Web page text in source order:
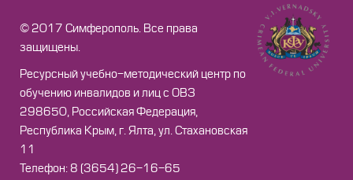
© 2017 Симферополь. Все права
защищены.
Ресурсный учебно-методический центр по
обучению инвалидов и лиц с ОВЗ
298650, Российская Федерация,
Республика Крым, г. Ялта, ул. Стахановская
11
Телефон: 8 (3654) 26-16-65